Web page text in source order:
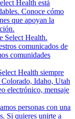
Health está
Conoce cómo
que apoyan la
Select Health.
comunicados de
comunidades
Health siempre
Colorado, Idaho, Utah
electrónico, mensaje
personas con una
Si quieres unirte a